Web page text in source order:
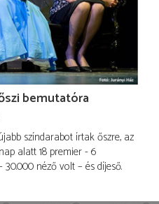
bemutatóra
színdarabot írtak őszre, az
alatt 18 premier - 6
néző volt – és díjeső.